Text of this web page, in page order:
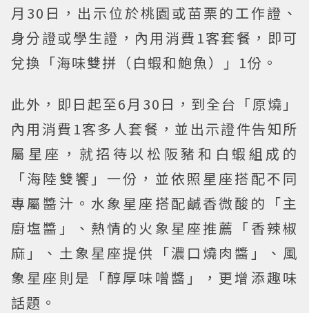
月30日，出示位於桃園或苗栗的工作證、
身分證或學生證，內用消費1客套餐，即可
兌換「海味雙拼（白蝦和鮑魚）」1份。
此外，即日起至6月30日，到全台「原燒」
內用消費1客多人套餐，並出示證件告知所
屬星座，就招待以松阪豬和白蝦組成的
「海陸雙饗」一份，並依照星座搭配不同
專屬醬汁。水象星座搭配鹹香微酸的「主
廚塩醬」、熱情的火象星座推薦「香辣椒
麻」、土象星座提供「濃口燒肉醬」、風
象星座則是「醇厚味噌醬」，更增添趣味
話題。